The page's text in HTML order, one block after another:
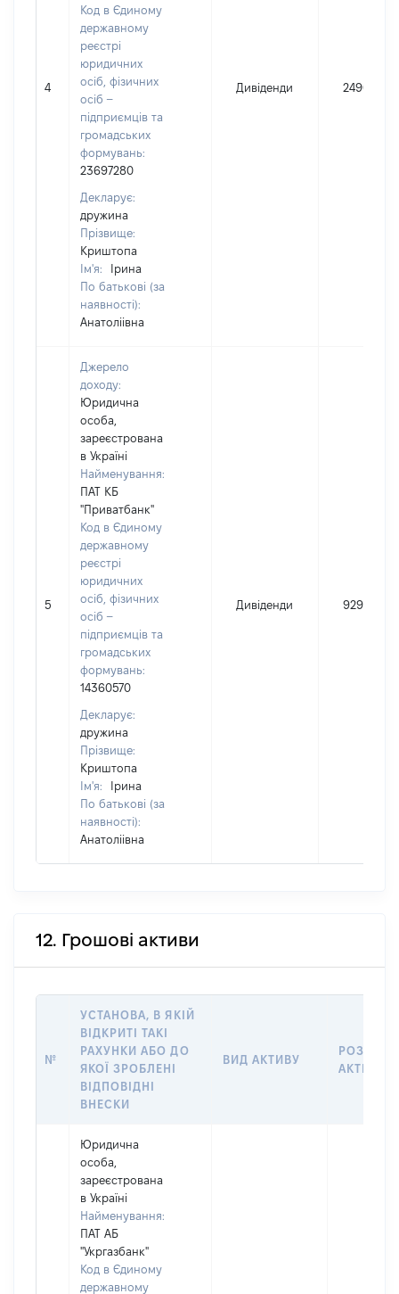
4
Код в Єдиному
державному
реєстрі
юридичних
осіб, фізичних
осіб –
підприємців та
громадських
формувань:
23697280
Декларує:
дружина
Прізвище:
Криштопа
Ім'я:
Ірина
По батькові (за
наявності):
Анатоліівна
Дивіденди 2490
5
Джерело
доходу:
Юридична
особа,
зареєстрована
в Україні
Найменування:
ПАТ КБ
"Приватбанк"
Код в Єдиному
державному
реєстрі
юридичних
осіб, фізичних
осіб –
підприємців та
громадських
формувань:
14360570
Декларує:
дружина
Прізвище:
Криштопа
Ім'я:
Ірина
По батькові (за
наявності):
Анатоліівна
Дивіденди 929
12. Грошові активи
№
УСТАНОВА, В ЯКІЙ
ВІДКРИТІ ТАКІ
РАХУНКИ АБО ДО
ЯКОЇ ЗРОБЛЕНІ
ВІДПОВІДНІ
ВНЕСКИ
ВИД АКТИВУ
РОЗМІР
АКТИВУ
Юридична
особа,
зареєстрована
в Україні
Найменування:
ПАТ АБ
"Укргазбанк"
Код в Єдиному
державному